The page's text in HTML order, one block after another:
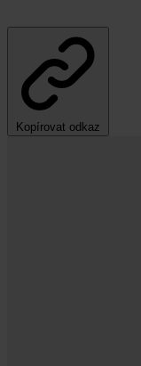
Kopírovat odkaz